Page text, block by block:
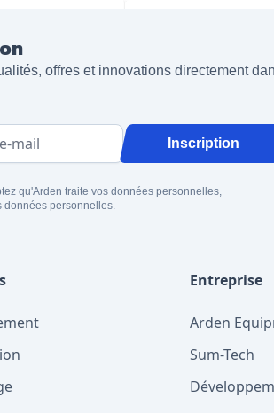
offres et innovations directement
Inscription
qu'Arden traite vos données personnelles,
données personnelles.
Entreprise
Arden
Sum-Tech